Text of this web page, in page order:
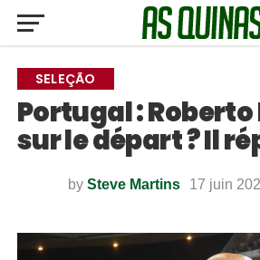
SELEÇÃO
Portugal :
sur le départ ? Il
by Steve Martins 17 juin